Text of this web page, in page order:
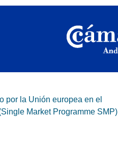
por la Unión europea en el
Market Programme SMP)